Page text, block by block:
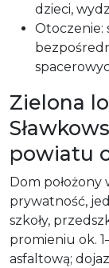
dzieci,
Otoczenie:
Zielona
powiatu
Dom położony
prywatność,
szkoły,
promieniu ok.
asfaltową;